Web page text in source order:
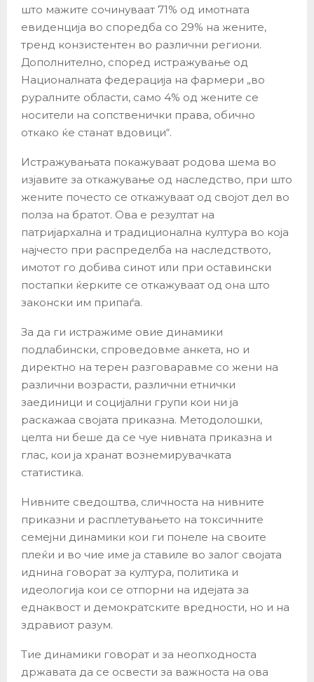
што мажите сочинуваат 71% од имотната
евиденција во споредба со 29% на жените,
тренд конзистентен во различни региони.
Дополнително, според истражување од
Националната федерација на фармери „во
руралните области, само 4% од жените се
носители на сопственички права, обично
откако ќе станат вдовици“.
Истражувањата покажуваат родова шема во
изјавите за откажување од наследство, при што
жените почесто се откажуваат од својот дел во
полза на братот. Ова е резултат на
патријархална и традиционална култура во која
најчесто при распределба на наследството,
имотот го добива синот или при оставински
постапки ќерките се откажуваат од она што
законски им припаѓа.
За да ги истражиме овие динамики
подлабински, спроведовме анкета, но и
директно на терен разговаравме со жени на
различни возрасти, различни етнички
заединици и социјални групи кои ни ја
раскажаа својата приказна. Методолошки,
целта ни беше да се чуе нивната приказна и
глас, кои ја хранат вознемирувачката
статистика.
Нивните сведоштва, сличноста на нивните
приказни и расплетувањето на токсичните
семејни динамики кои ги понеле на своите
плеќи и во чие име ја ставиле во залог својата
иднина говорат за култура, политика и
идеологија кои се отпорни на идејата за
еднаквост и демократските вредности, но и на
здравиот разум.
Тие динaмики говорат и за неопходноста
државата да се освести за важноста на ова